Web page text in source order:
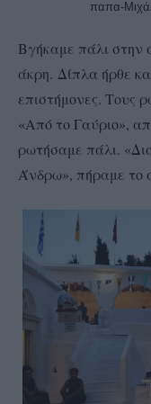
παπα-
Βγήκαμε πάλι στην
άκρη. Δίπλα ήρθε
επιστήμονες. Τους
«Από το Γαύριο»,
ρωτήσαμε πάλι.
Άνδρω», πήραμε το